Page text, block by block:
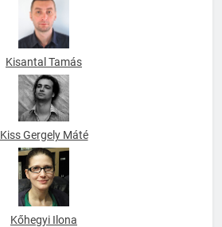
Kisantal Tamás
Kiss Gergely Máté
Kőhegyi Ilona